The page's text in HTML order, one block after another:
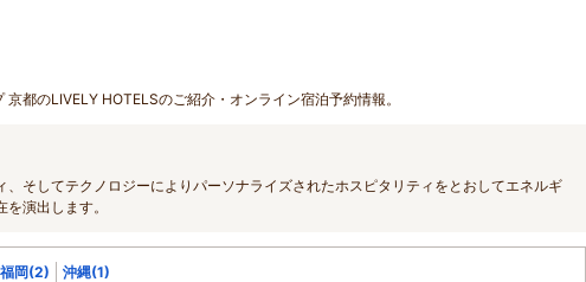
都のLIVELY HOTELSのご紹介・オンライン宿泊予約情報。
そしてテクノロジーによりパーソナライズされたホスピタリティをとおしてエネルギ
演出します。
福岡(2) 沖縄(1)